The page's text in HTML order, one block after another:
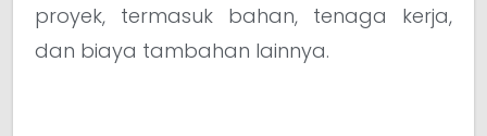
proyek, termasuk bahan, tenaga kerja,
dan biaya tambahan lainnya.